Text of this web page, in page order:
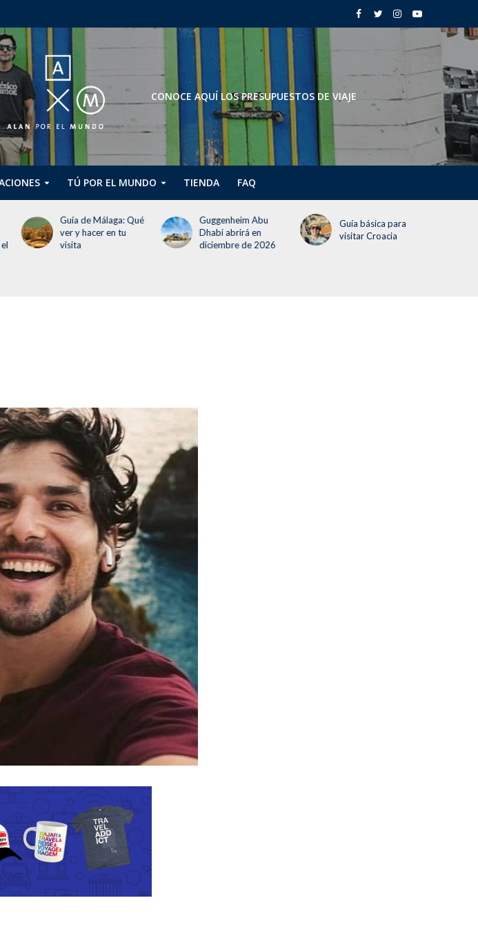
CONOCE AQUÍ LOS PRESUPUESTOS DE VIAJE
TÚ POR EL MUNDO TIENDA FAQ
Guía de Málaga: Qué
ver y hacer en tu
visita
Guggenheim Abu
Dhabi abrirá en
diciembre de 2026
Guía básica para
visitar Croacia